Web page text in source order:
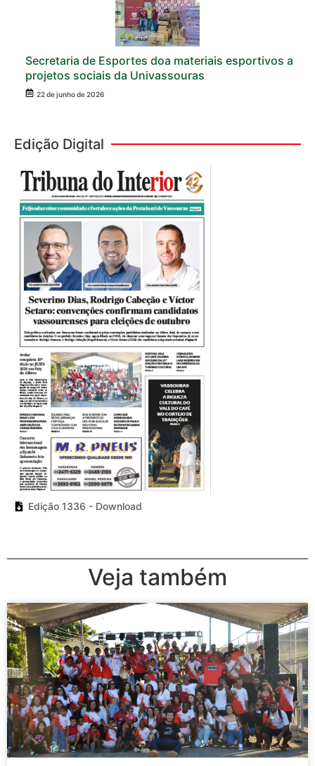
Secretaria de Esportes doa materiais esportivos a
projetos sociais da Univassouras
22 de junho de 2026
Edição Digital
Edição 1336 - Download
Veja também